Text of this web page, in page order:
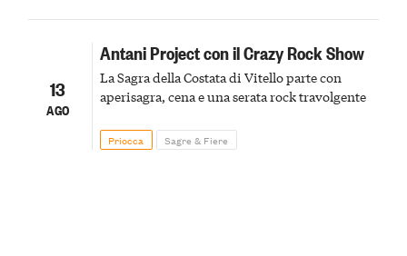
13
AGO
Antani Project con il Crazy Rock Show
La Sagra della Costata di Vitello parte con
aperisagra, cena e una serata rock travolgente
Priocca Sagre & Fiere